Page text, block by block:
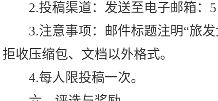
2.投稿渠道：发送至电子邮箱：
3.注意事项：邮件标题注明“旅发
拒收压缩包、文档以外格式。
4.每人限投稿一次。